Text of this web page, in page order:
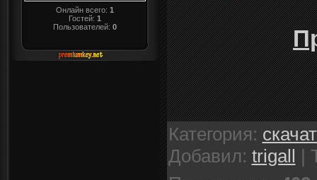
Онлайн всего: 1
Гостей: 1
Пользователей: 0
Категория:
Добавил: trigall |